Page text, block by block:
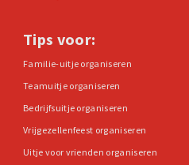
Tips voor:
Familie-uitje organiseren
Teamuitje organiseren
Bedrijfsuitje organiseren
Vrijgezellenfeest organiseren
Uitje voor vrienden organiseren